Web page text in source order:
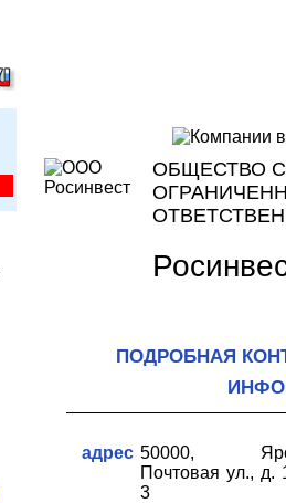
ОБЩЕСТВО С
ПОДРОБНАЯ
адрес 50000,
Почтовая ул., д.
3